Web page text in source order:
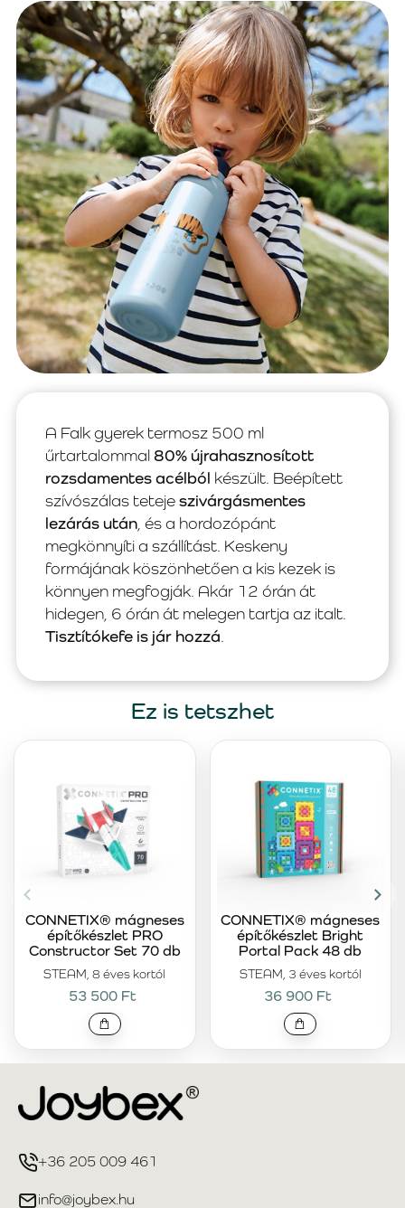
A Falk gyerek termosz 500 ml
űrtartalommal80% újrahasznosított
rozsdamentes acélból készült. Beépített
szívószálas tetejeszivárgásmentes
lezárás után , és a hordozópánt
megkönnyíti a szállítást. Keskeny
formájának köszönhetően a kis kezek is
könnyen megfogják. Akár 12 órán át
hidegen, 6 órán át melegen tartja az italt.
Tisztítókefe is jár hozzá.
Ez is tetszhet
STEAM, 8 éves kortól
CONNETIX® mágneses
építőkészlet PRO
Constructor Set 70 db
53 500 Ft
STEAM, 3 éves kortól
CONNETIX® mágneses
építőkészlet Bright
Portal Pack 48 db
36 900 Ft
+36 205 009 461
info@joybex.hu